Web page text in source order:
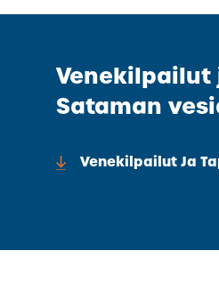
Venekilpailut
Sataman
Venekilpailut Ja